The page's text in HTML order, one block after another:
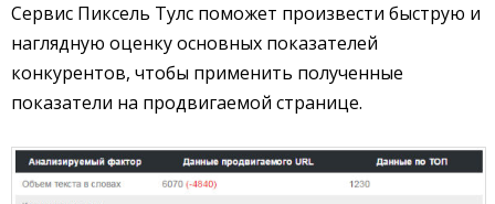
Сервис Пиксель Тулс поможет произвести быструю и
наглядную оценку основных показателей
конкурентов, чтобы применить полученные
показатели на продвигаемой странице.